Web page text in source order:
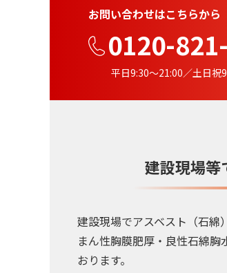
お問い合わせはこちらから
0120-
平日9:30〜21:00／土日祝
建設現場等
建設現場でアスベスト（石綿
まん性胸膜肥厚・良性石綿胸
おります。